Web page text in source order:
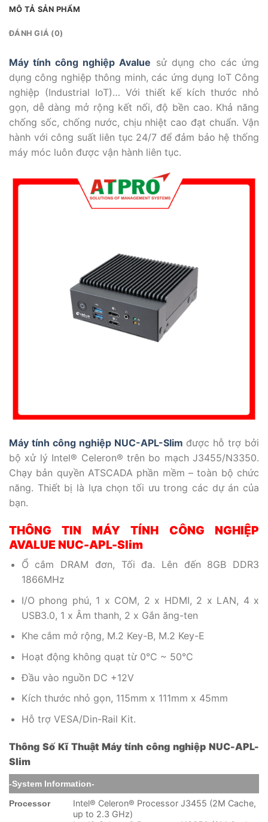
MÔ TẢ SẢN PHẨM
ĐÁNH GIÁ (0)
Máy tính công nghiệp Avalue sử dụng cho các ứng
dụng công nghiệp thông minh, các ứng dụng IoT Công
nghiệp (Industrial IoT)… Với thiết kế kích thước nhỏ
gọn, dễ dàng mở rộng kết nối, độ bền cao. Khả năng
chống sốc, chống nước, chịu nhiệt cao đạt chuẩn. Vận
hành với công suất liên tục 24/7 để đảm bảo hệ thống
máy móc luôn được vận hành liên tục.
Máy tính công nghiệp NUC-APL-Slim được hỗ trợ bởi
bộ xử lý Intel® Celeron® trên bo mạch J3455/N3350.
Chạy bản quyền ATSCADA phần mềm – toàn bộ chức
năng. Thiết bị là lựa chọn tối ưu trong các dự án của
bạn.
THÔNG TIN MÁY TÍNH CÔNG NGHIỆP
AVALUE NUC-APL-Slim
Ổ cắm DRAM đơn, Tối đa. Lên đến 8GB DDR3
1866MHz
I/O phong phú, 1 x COM, 2 x HDMI, 2 x LAN, 4 x
USB3.0, 1 x Âm thanh, 2 x Gắn ăng-ten
Khe cắm mở rộng, M.2 Key-B, M.2 Key-E
Hoạt động không quạt từ 0°C ~ 50°C
Đầu vào nguồn DC +12V
Kích thước nhỏ gọn, 115mm x 111mm x 45mm
Hỗ trợ VESA/Din-Rail Kit.
Thông Số Kĩ Thuật Máy tính công nghiệp NUC-APL-
Slim
-System Information-
Processor
Intel® Celeron® Processor J3455 (2M Cache,
up to 2.3 GHz)